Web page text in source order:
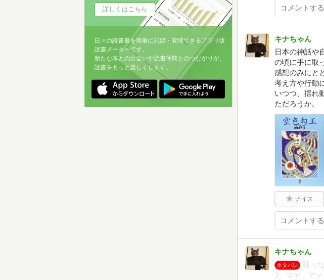
キナちゃん
日本の神話や
の頃に手に取
感想のみにと
考え方や行動
いつつ、揺れ
ただろうか。
ナイス
キナちゃん
ネタバレ
様々
J、マヤ、ア
詳しくはこちら
日々の読書量を簡単に記録・管理できるアプリ版
読書メーターです。
新たな本との出会いや読書仲間とのつながりが、
読書をもっと楽しくします。